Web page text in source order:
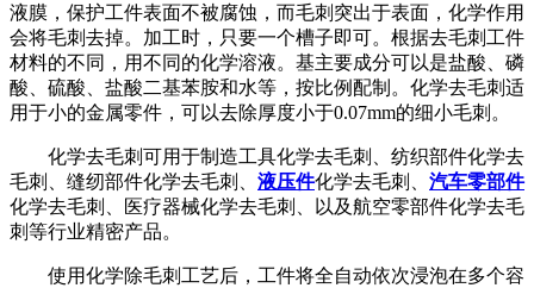
液膜，保护工件表面不被腐蚀，而毛刺突出于表面，化学作用
会将毛刺去掉。加工时，只要一个槽子即可。根据去毛刺工件
材料的不同，用不同的化学溶液。基主要成分可以是盐酸、磷
酸、硫酸、盐酸二基苯胺和水等，按比例配制。化学去毛刺适
用于小的金属零件，可以去除厚度小于0.07mm的细小毛刺。
化学去毛刺可用于制造工具化学去毛刺、纺织部件化学去
毛刺、缝纫部件化学去毛刺、 液压件化学去毛刺、 汽车零部件
化学去毛刺、医疗器械化学去毛刺、以及航空零部件化学去毛
刺等行业精密产品。
使用化学除毛刺工艺后，工件将全自动依次浸泡在多个容